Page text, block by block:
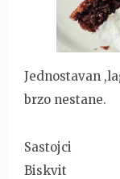
Jednostavan
brzo nestane.
Sastojci
Biskvit